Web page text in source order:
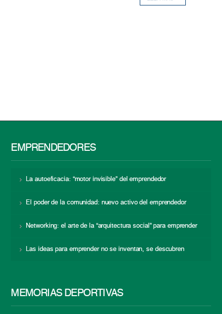
EMPRENDEDORES
La autoeficacia: “motor invisible” del emprendedor
El poder de la comunidad: nuevo activo del emprendedor
Networking: el arte de la “arquitectura social” para emprender
Las ideas para emprender no se inventan, se descubren
MEMORIAS DEPORTIVAS